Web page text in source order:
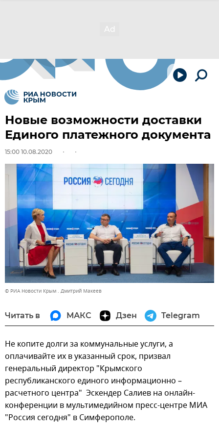
Новые возможности доставки
Единого платежного документа
15:00 10.08.2020
© РИА Новости Крым . Дмитрий Макеев
Читать в МАКС Дзен Telegram
Не копите долги за коммунальные услуги, а
оплачивайте их в указанный срок, призвал
генеральный директор "Крымского
республиканского единого информационно –
расчетного центра" Эскендер Салиев на онлайн-
конференции в мультимедийном пресс-центре МИА
"Россия сегодня" в Симферополе.